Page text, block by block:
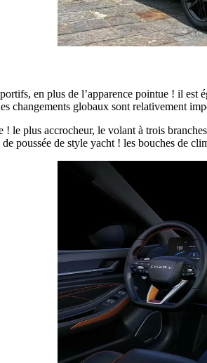
en plus de l’apparence pointue ! il
changements globaux sont relativement
le plus accrocheur, le volant à trois
poussée de style yacht ! les bouches de